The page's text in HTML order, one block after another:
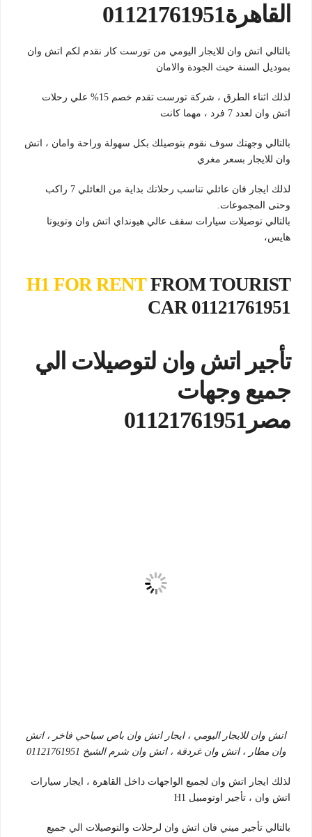
القاهرة01121761951
بالتالي اتش وان للايجار اليومي من تورست كار نقدم لكم اتش وان
بموديل السنة حيث الجودة والامان
لذلك اثناء الطرق ، شركة تورست تقدم خصم 15% علي رحلات
اتش وان لعدد 7 فرد ، مهما كانت
بالتالي وجهتك سوف نقوم بتوصيلك بكل سهولة وراحة وامان ، اتش
وان للايجار بسعر مغري
لذلك ايجار فان عائلي تناسب رحلاتك بداية من العائلي 7 راكب
وحتى المجموعات.
بالتالي توصيلات سيارات سقف عالي هيونداي اتش وان وتويوتا
هايس،
H1 FOR RENTFROM TOURIST
CAR 01121761951
تأجير اتش وان لتوصيلات الي
جميع وجهات
مصر01121761951
اتش وان للايجار اليومي ، ايجار اتش وان باص سياحي فاخر ، اتش
وان مطار ، اتش وان غردقة ، اتش وان شرم الشيخ 01121761951
لذلك ايجار اتش وان لجميع الواجهات داخل القاهرة ، ايجار سيارات
اتش وان ، تأجير اوتومبيل H1
بالتالي تأجير ميني فان اتش وان لرحلات والتوصيلات الي جميع